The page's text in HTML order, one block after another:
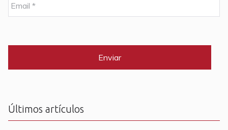
e
m
a
C
Últimos artículos